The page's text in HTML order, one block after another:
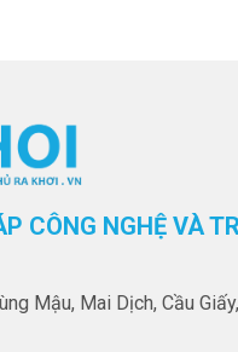
CÔNG NGHỆ VÀ
Mậu, Mai Dịch, Cầu